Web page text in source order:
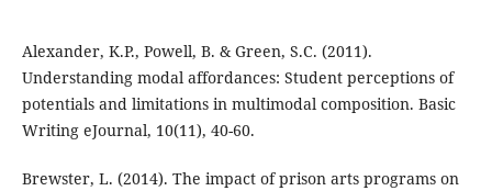
Alexander, K.P., Powell, B. & Green, S.C. (2011).
Understanding modal affordances: Student perceptions of
potentials and limitations in multimodal composition. Basic
Writing eJournal, 10(11), 40-60.
Brewster, L. (2014). The impact of prison arts programs on